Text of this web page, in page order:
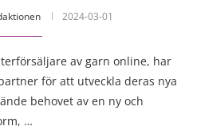
2024-03-01
av garn online, har
för att utveckla deras nya
behovet av en ny och
…